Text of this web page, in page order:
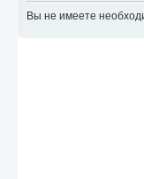
Вы не имеете